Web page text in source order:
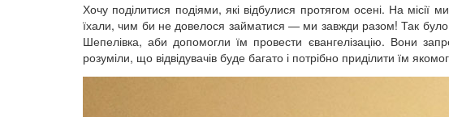
Хочу поділитися подіями, які відбулися протягом осені. На
їхали, чим би не довелося займатися — ми завжди разом! Так було
Шепелівка, аби допомогли їм провести євангелізацію. Вони
розуміли, що відвідувачів буде багато і потрібно приділити їм